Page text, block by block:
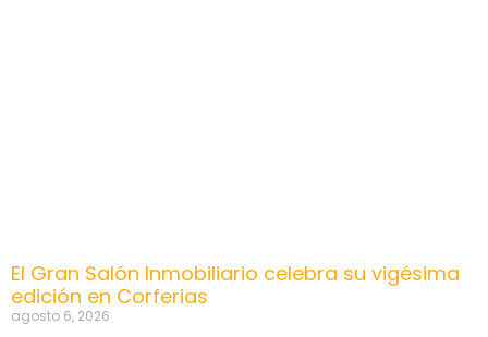
El Gran Salón Inmobiliario celebra su vigésima
edición en Corferias
agosto 6, 2026